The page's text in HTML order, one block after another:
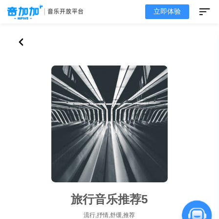
立即体验
旅行音乐推荐5
流行,抒情,舒缓,推荐